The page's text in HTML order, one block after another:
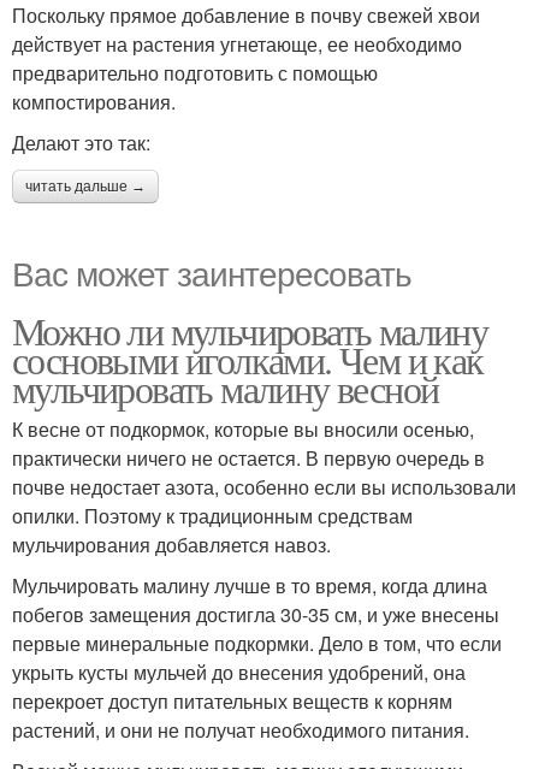
Поскольку прямое добавление в почву свежей хвои
действует на растения угнетающе, ее необходимо
предварительно подготовить с помощью
компостирования.
Делают это так:
читать дальше →
Вас может заинтересовать
Можно ли мульчировать малину
сосновыми иголками. Чем и как
мульчировать малину весной
К весне от подкормок, которые вы вносили осенью,
практически ничего не остается. В первую очередь в
почве недостает азота, особенно если вы использовали
опилки. Поэтому к традиционным средствам
мульчирования добавляется навоз.
Мульчировать малину лучше в то время, когда длина
побегов замещения достигла 30-35 см, и уже внесены
первые минеральные подкормки. Дело в том, что если
укрыть кусты мульчей до внесения удобрений, она
перекроет доступ питательных веществ к корням
растений, и они не получат необходимого питания.